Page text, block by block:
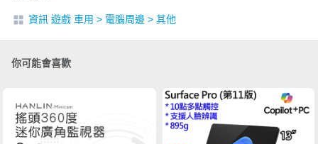
資訊 遊戲 車用 > 電腦周邊 > 其他
你可能會喜歡